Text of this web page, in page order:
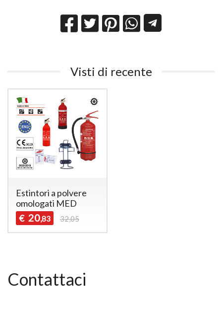
Visti di recente
Estintori a polvere
omologati MED
€ 20,83 32,05
Contattaci